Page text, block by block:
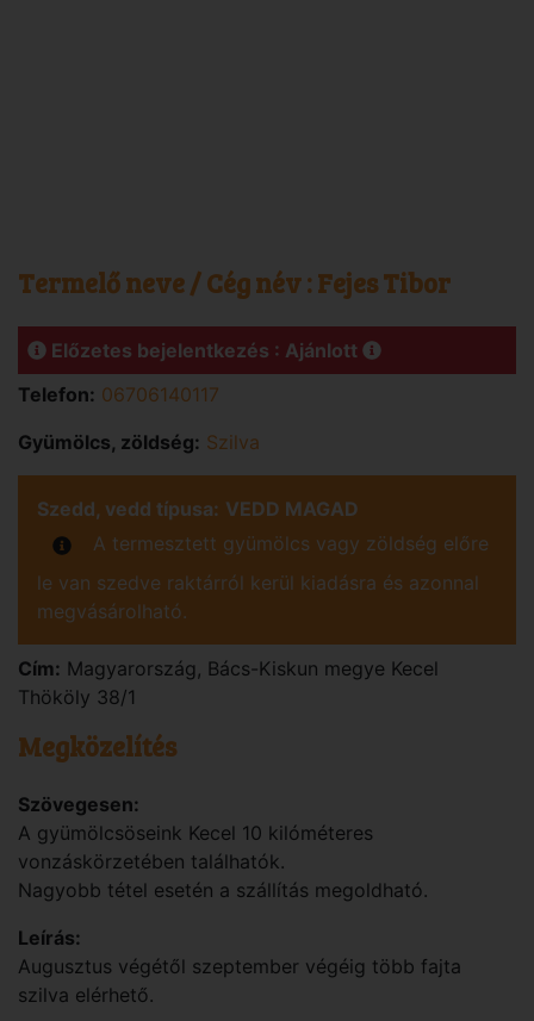
Termelő neve / Cég név : Fejes Tibor
Előzetes bejelentkezés : Ajánlott
Telefon: 06706140117
Gyümölcs, zöldség: Szilva
Szedd, vedd típusa: VEDD MAGAD
A termesztett gyümölcs vagy zöldség előre
le van szedve raktárról kerül kiadásra és azonnal
megvásárolható.
Cím: Magyarország , Bács-Kiskun megye Kecel
Thököly 38/1
Megközelítés
Szövegesen:
A gyümölcsöseink Kecel 10 kilóméteres
vonzáskörzetében találhatók.
Nagyobb tétel esetén a szállítás megoldható.
Leírás:
Augusztus végétől szeptember végéig több fajta
szilva elérhető.